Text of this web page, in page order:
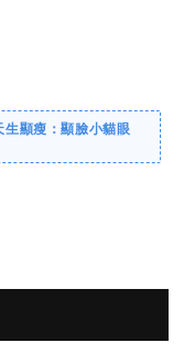
生顯瘦：顯臉小貓眼